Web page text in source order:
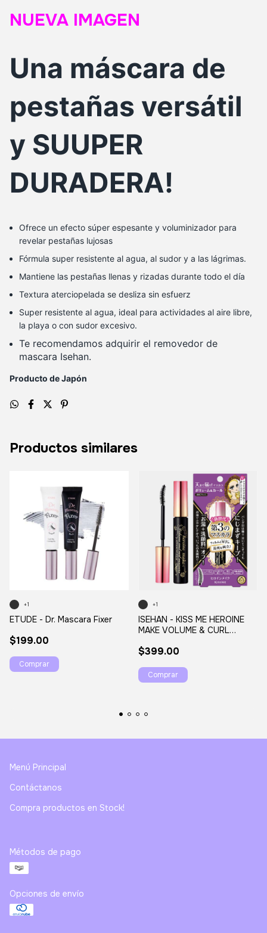
NUEVA IMAGEN
Una máscara de
pestañas versátil
y SUUPER
DURADERA!
Ofrece un efecto súper espesante y voluminizador para
revelar pestañas lujosas
Fórmula super resistente al agua, al sudor y a las lágrimas.
Mantiene las pestañas llenas y rizadas durante todo el día
Textura aterciopelada se desliza sin esfuerz
Super resistente al agua, ideal para actividades al aire libre,
la playa o con sudor excesivo.
Te recomendamos adquirir el removedor de
mascara Isehan.
Producto de Japón
Productos similares
ETUDE - Dr. Mascara Fixer
$199.00
+1
Comprar
ISEHAN - KISS ME HEROINE
MAKE VOLUME & CURL
BLACK
$399.00
+1
Comprar
Menú Principal
Contáctanos
Compra productos en Stock!
Métodos de pago
Opciones de envío